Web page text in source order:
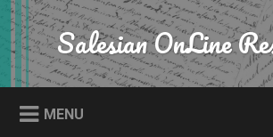
Skip
to
content
Search Salesian OnLine
MENU